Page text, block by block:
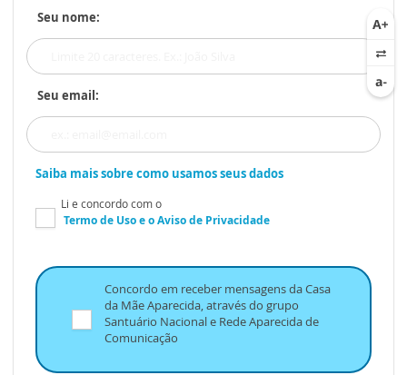
Seu nome:
Seu email:
Saiba mais sobre como usamos seus dados
Li e concordo com o
Termo de Usoe oAviso de Privacidade
Concordo em receber mensagens da Casa
da Mãe Aparecida, através do grupo
Santuário Nacional e Rede Aparecida de
Comunicação